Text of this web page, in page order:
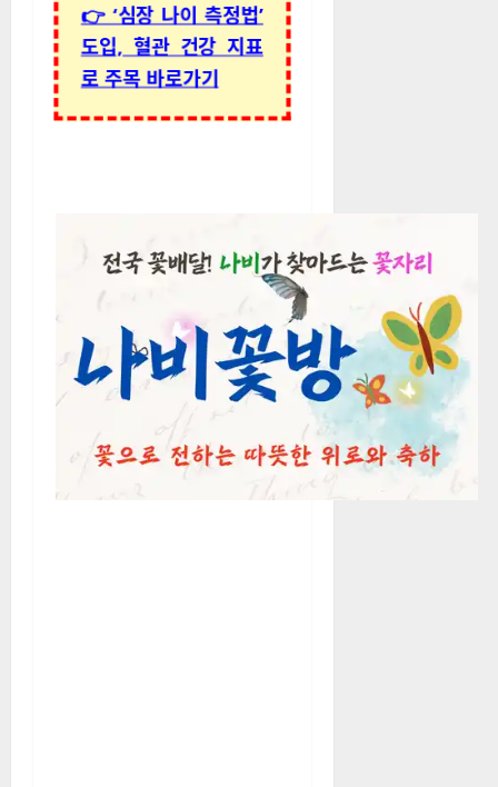
👉 ‘심장 나이 측정법’
도입, 혈관 건강 지표
로 주목 바로가기